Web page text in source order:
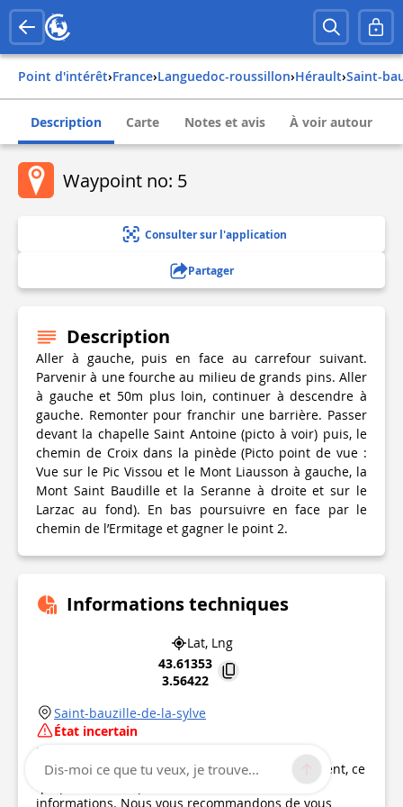
Point d'intérêt› france› languedoc-roussillon› hérault› saint-
Description Carte Notes et avis À voir autour
Waypoint no: 5
Consulter sur l'application
Partager
Description
Aller à gauche, puis en face au carrefour suivant.
Parvenir à une fourche au milieu de grands pins. Aller
à gauche et 50m plus loin, continuer à descendre à
gauche. Remonter pour franchir une barrière. Passer
devant la chapelle Saint Antoine (picto à voir) puis, le
chemin de Croix dans la pinède (Picto point de vue :
Vue sur le Pic Vissou et le Mont Liausson à gauche, la
Mont Saint Baudille et la Seranne à droite et sur le
Larzac au fond). En bas poursuivre en face par le
chemin de l’Ermitage et gagner le point 2.
Informations techniques
Lat, Lng
43.61353
3.56422
Saint-bauzille-de-la-sylve
État incertain
Point d'intérêt mis à jour le
Ce point d’intérêt n'a pas été mis à jour récemment, ce
qui pourrait compromettre la fiabilité de ces
informations. Nous vous recommandons de vous
Dis-moi ce que tu veux, je trouve...